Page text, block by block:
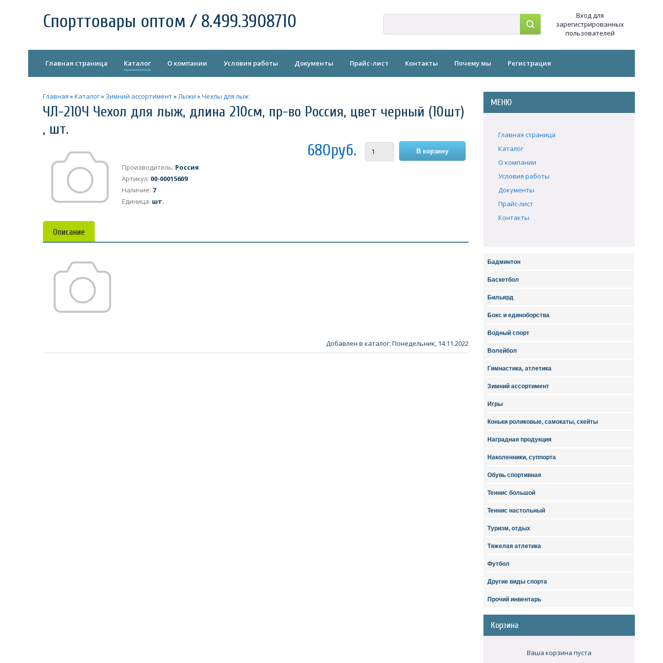
Спорттовары оптом / 8.499.3908710
Вход для
зарегистрированных
пользователей
Главная страница Каталог О компании Условия работы Документы Прайс-лист Контакты Почему мы Регистрация
Главная »Каталог» Зимний ассортимент»Лыжи »Чехлы для лыж
ЧЛ-210Ч Чехол для лыж, длина 210см, пр-во Россия, цвет черный (10шт)
, шт.
680руб.
Производитель: Россия
Артикул: 00-00015609
Наличие: 7
Единица: шт.
Описание
Добавлен в каталог: Понедельник, 14.11.2022
МЕНЮ
Главная страница
Каталог
О компании
Условия работы
Документы
Прайс-лист
Контакты
Бадминтон
Баскетбол
Бильярд
Бокс и единоборства
Водный спорт
Волейбол
Гимнастика, атлетика
Зимний ассортимент
Игры
Коньки роликовые, самокаты, скейты
Наградная продукция
Наколенники, суппорта
Обувь спортивная
Теннис большой
Теннис настольный
Туризм, отдых
Тяжелая атлетика
Футбол
Другие виды спорта
Прочий инвентарь
Корзина
Ваша корзина пуста